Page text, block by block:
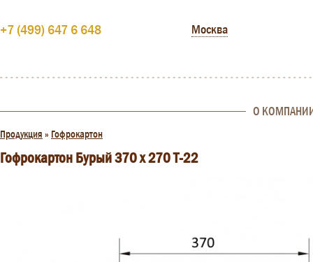
+7 (499) 647 6 648 Москва
О
Продукция » Гофрокартон
Гофрокартон Бурый 370 х 270 Т-22